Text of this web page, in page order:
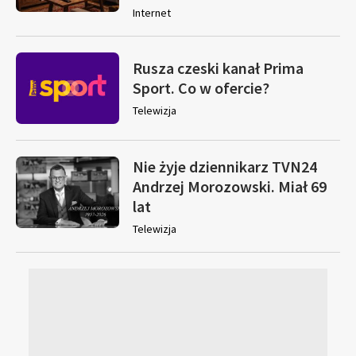
Internet
Rusza czeski kanał Prima
Sport. Co w ofercie?
Telewizja
Nie żyje dziennikarz TVN24
Andrzej Morozowski. Miał 69
lat
Telewizja